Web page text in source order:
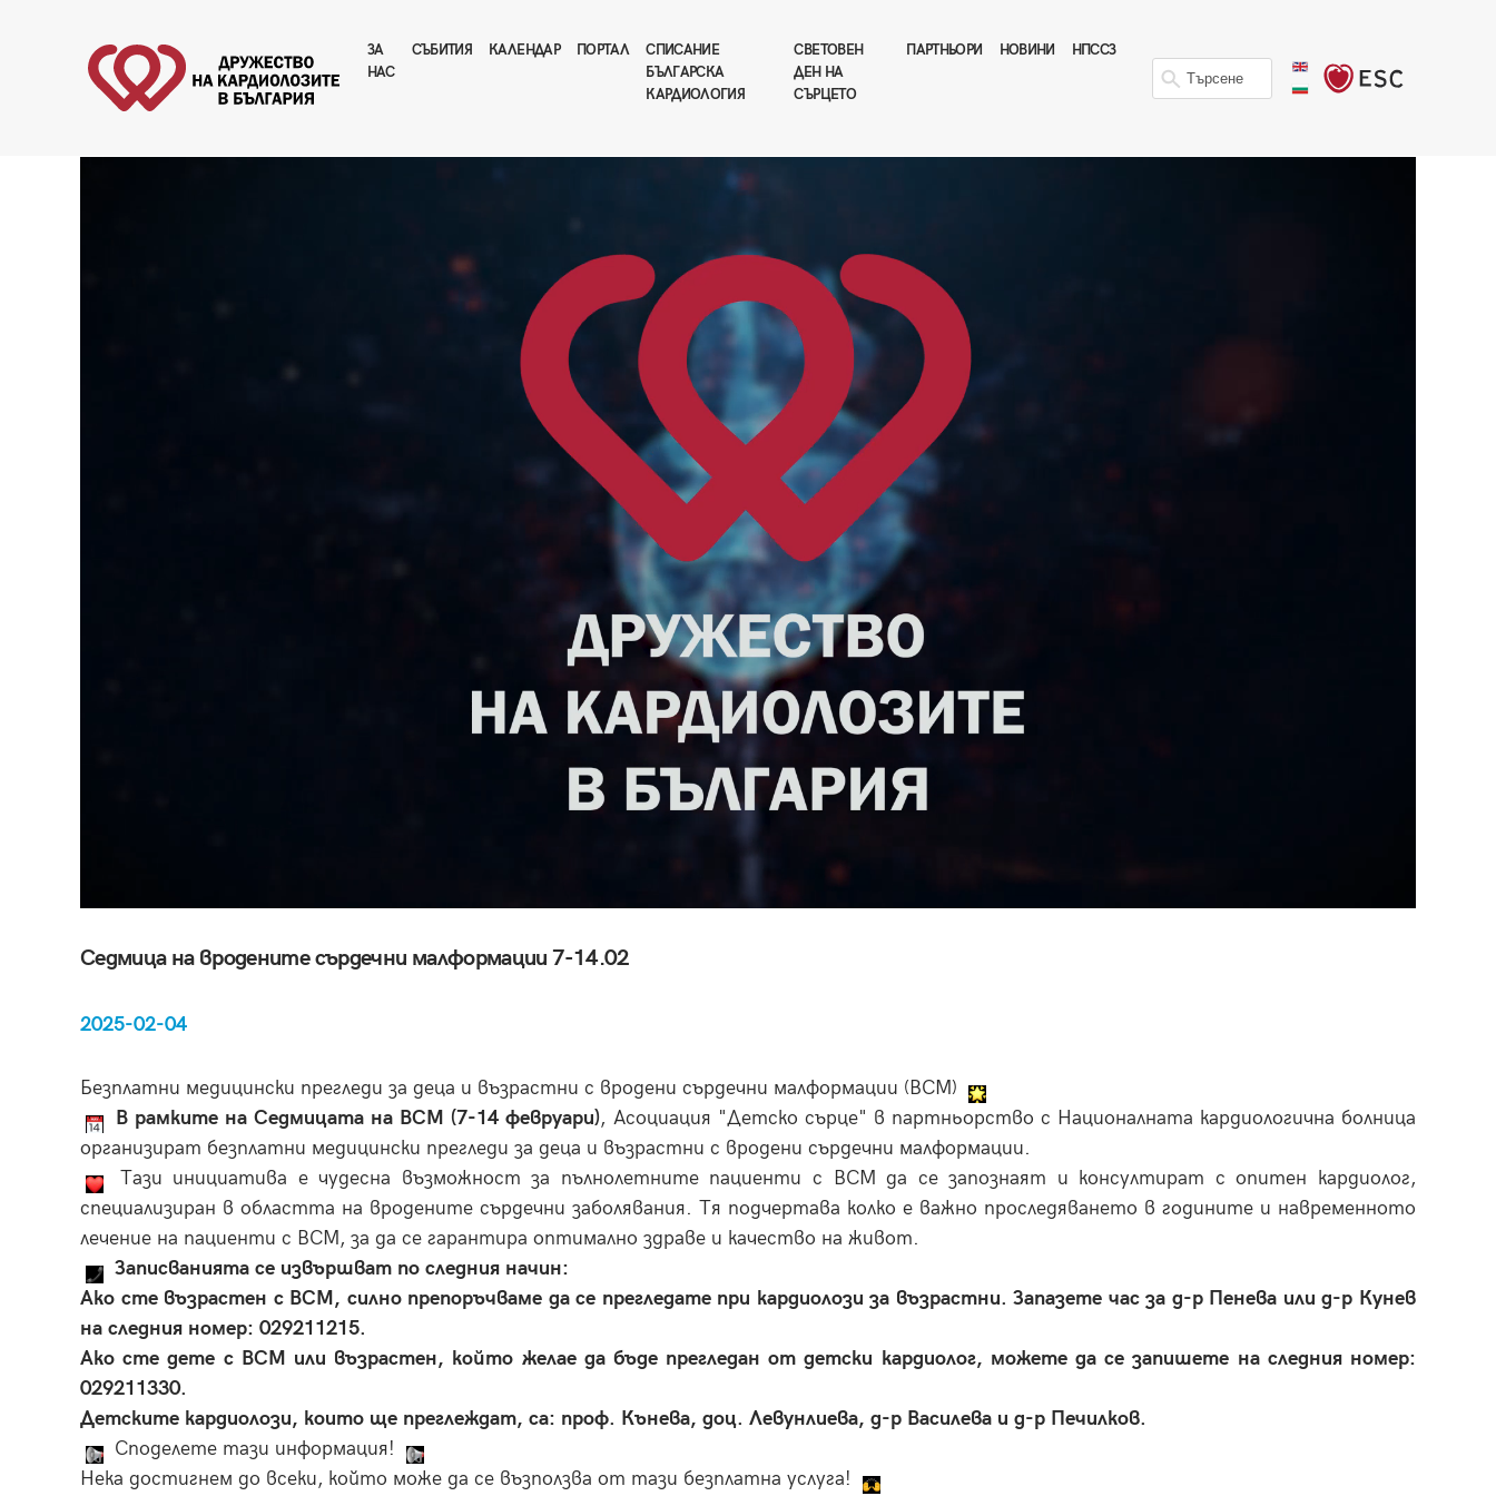
ЗА
НАС
CЪБИТИЯ КАЛЕНДАР ПОРТАЛ
СПИСАНИЕ
БЪЛГАРСКА
КАРДИОЛОГИЯ
СВЕТОВЕН
ДЕН НА
СЪРЦЕТО
ПАРТНЬОРИ НОВИНИ НПССЗ
Седмица на вродените сърдечни малформации 7-14.02
2025-02-04
Безплатни медицински прегледи за деца и възрастни с вродени сърдечни малформации (ВСМ)
В рамките на Седмицата на ВСМ (7-14 февруари), Асоциация "Детско сърце" в партньорство с Националната кардиологична болница
организират безплатни медицински прегледи за деца и възрастни с вродени сърдечни малформации.
Тази инициатива е чудесна възможност за пълнолетните пациенти с ВСМ да се запознаят и консултират с опитен кардиолог,
специализиран в областта на вродените сърдечни заболявания. Тя подчертава колко е важно проследяването в годините и навременното
лечение на пациенти с ВСМ, за да се гарантира оптимално здраве и качество на живот.
Записванията се извършват по следния начин:
Ако сте възрастен с ВСМ, силно препоръчваме да се прегледате при кардиолози за възрастни. Запазете час за д-р Пенева или д-р Кунев
на следния номер: 029211215.
Ако сте дете с ВСМ или възрастен, който желае да бъде прегледан от детски кардиолог, можете да се запишете на следния номер:
029211330.
Детските кардиолози, които ще преглеждат, са: проф. Кънева, доц. Левунлиева, д-р Василева и д-р Печилков.
Споделете тази информация!
Нека достигнем до всеки, който може да се възползва от тази безплатна услуга!